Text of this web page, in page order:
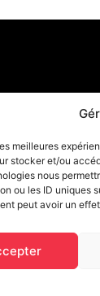
meilleures
stocker et/ou
nous
ou les ID uniques
peut avoir un